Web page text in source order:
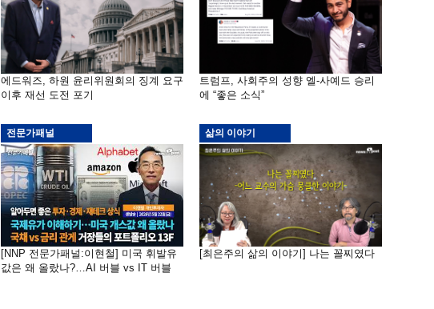
에드워즈, 하원 윤리위원회의 징계 요구
이후 재선 도전 포기
트럼프, 사회주의 성향 엘-사예드 승리
에 “좋은 소식”
전문가패널
[NNP 전문가패널:이현철] 미국 휘발유
값은 왜 올랐나?…AI 버블 vs IT 버블
삶의 이야기
[최은주의 삶의 이야기] 나는 꼴찌였다